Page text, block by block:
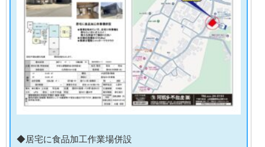
◆居宅に食品加工作業場併設